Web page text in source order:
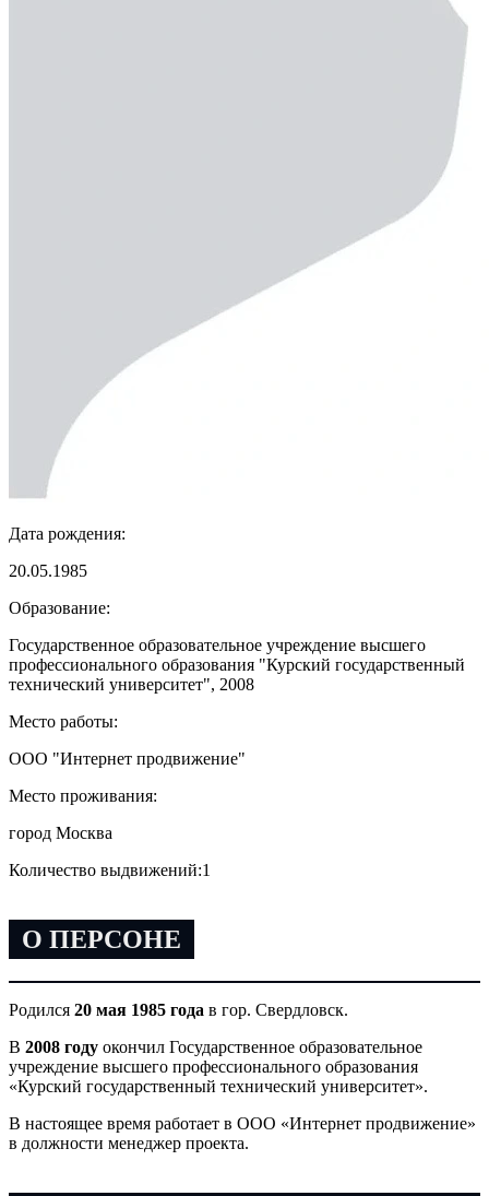
Дата рождения:
20.05.1985
Образование:
Государственное образовательное учреждение высшего
профессионального образования "Курский государственный
технический университет", 2008
Место работы:
ООО "Интернет продвижение"
Место проживания:
город Москва
Количество выдвижений:1
О ПЕРСОНЕ
Родился 20 мая 1985 года в гор. Свердловск.
В 2008 году окончил Государственное образовательное
учреждение высшего профессионального образования
«Курский государственный технический университет».
В настоящее время работает в ООО «Интернет продвижение»
в должности менеджер проекта.